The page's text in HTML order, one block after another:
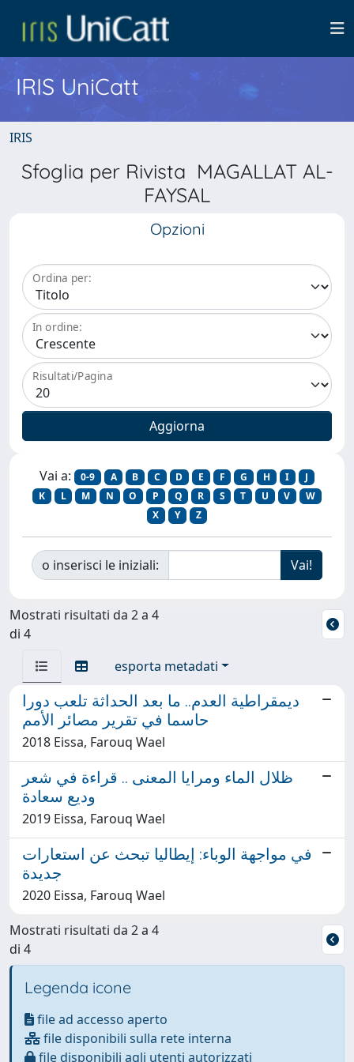
IRIS UniCatt
IRIS
Sfoglia per Rivista MAGALLAT AL-
FAYSAL
Opzioni
Ordina per:
In ordine:
Risultati/Pagina
Vai a: 0-9 A B C D E F G H I
J
K
L M N O P Q R S T U V
W
X
Y Z
o inserisci le iniziali:
Mostrati risultati da 2 a 4
di 4
esporta metadati
ديمقراطية العدم.. ما بعد الحداثة تلعب دورا
حاسما في تقرير مصائر الأمم
2018 Eissa, Farouq Wael
ظلال الماء ومرايا المعنى .. قراءة في شعر
وديع سعادة
2019 Eissa, Farouq Wael
في مواجهة الوباء: إيطاليا تبحث عن استعارات
جديدة
2020 Eissa, Farouq Wael
Mostrati risultati da 2 a 4
di 4
Legenda icone
file ad accesso aperto
file disponibili sulla rete interna
file disponibili agli utenti autorizzati